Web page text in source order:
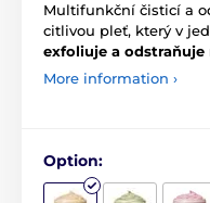
Multifunkční čisticí a
citlivou pleť, který v
exfoliuje a odstraňuje
More information ›
Option: